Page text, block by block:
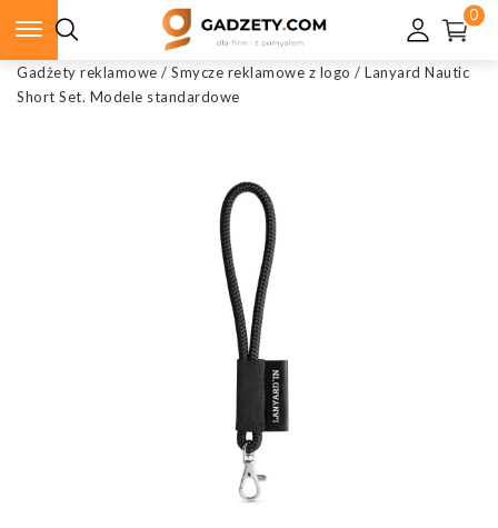
0
Gadżety reklamowe / Smycze reklamowe z logo / Lanyard Nautic
Short Set. Modele standardowe